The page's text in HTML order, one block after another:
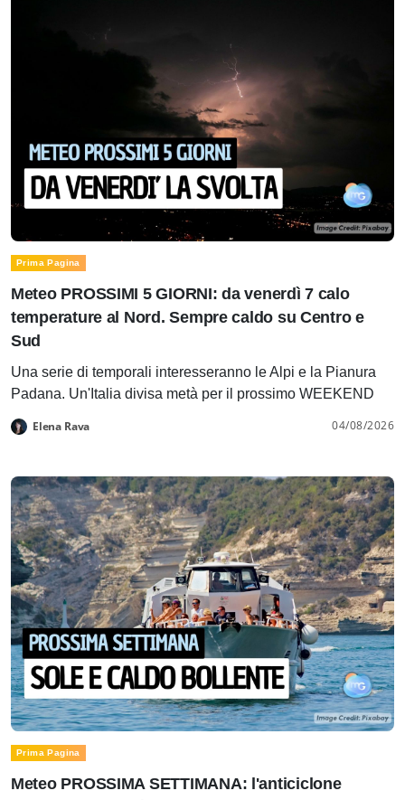
Prima Pagina
Meteo PROSSIMI 5 GIORNI: da venerdì 7 calo
temperature al Nord. Sempre caldo su Centro e
Sud
Una serie di temporali interesseranno le Alpi e la Pianura
Padana. Un'Italia divisa metà per il prossimo WEEKEND
Elena Rava 04/08/2026
Prima Pagina
Meteo PROSSIMA SETTIMANA: l'anticiclone